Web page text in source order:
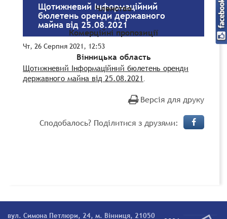
Членство
Комерційні пропозиції
Вінницька область
Щотижневий Інформаційний
бюлетень оренди державного
майна від 25.08.2021
Чт, 26 Серпня 2021, 12:53
Щотижневий Інформаційний бюлетень оренди
державного майна від 25.08.2021
Версія для друку
Сподобалось? Поділитися з друзями:
вул. Симона Петлюри, 24, м. Вінниця, 21050